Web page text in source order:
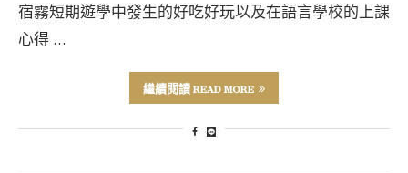
宿霧短期遊學中發生的好吃好玩以及在語言學校的上課
心得 …
繼續閱讀 READ MORE